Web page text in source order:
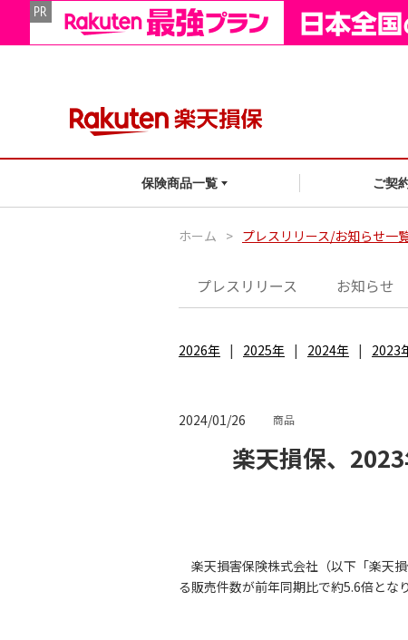
保険商品一覧 ご契
ホーム > プレスリリース/お知らせ一
プレスリリース お知らせ
2026年 2025年 2024年 2023
2024/01/26 商品
楽天損保、
楽天損害保険株式会社（以下「楽天
る販売件数が前年同期比で約5.6倍とな